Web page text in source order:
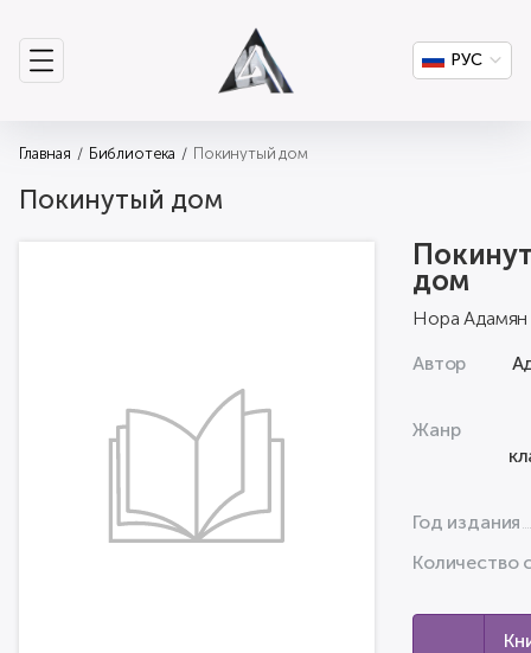
РУС
Главная Библиотека Покинутый дом
Покинутый дом
дом
Нора Адамян
Автор
Жанр
Год издания
Количество